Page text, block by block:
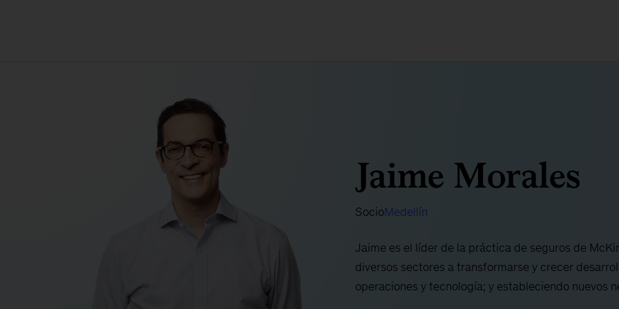
Jaime Morales
SocioMedellín
Jaime es el líder de la práctica de seguros de
diversos sectores a transformarse y crecer
operaciones y tecnología; y estableciendo nuevos